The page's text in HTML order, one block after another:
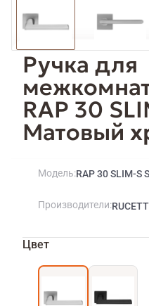
Ручка для
RAP 30
Матовый
Модель RAP 30 SLIM-S
Производители
Цвет